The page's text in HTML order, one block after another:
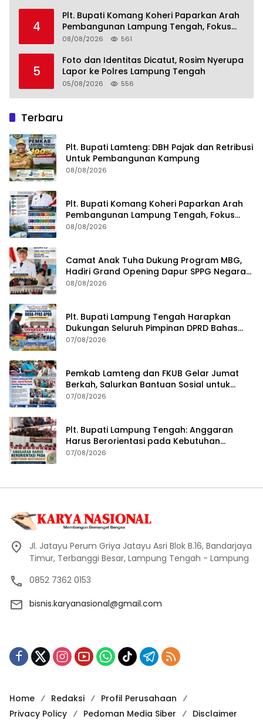
4
Plt. Bupati Komang Koheri Paparkan Arah
Pembangunan Lampung Tengah, Fokus
pada SDM, Ekonomi, Infrastruktur dan
08/08/2026 561
5
Foto dan Identitas Dicatut, Rosim Nyerupa
Lapor ke Polres Lampung Tengah
05/08/2026 556
Terbaru
Plt. Bupati Lamteng: DBH Pajak dan Retribusi
Untuk Pembangunan Kampung
08/08/2026
Plt. Bupati Komang Koheri Paparkan Arah
Pembangunan Lampung Tengah, Fokus
pada SDM, Ekonomi, Infrastruktur dan
08/08/2026
Camat Anak Tuha Dukung Program MBG,
Hadiri Grand Opening Dapur SPPG Negara
Aji Tua Lampung Tengah
08/08/2026
Plt. Bupati Lampung Tengah Harapkan
Dukungan Seluruh Pimpinan DPRD Bahas
RKUA-PPAS APBD Tahun 2027
07/08/2026
Pemkab Lamteng dan FKUB Gelar Jumat
Berkah, Salurkan Bantuan Sosial untuk
Warga
07/08/2026
Plt. Bupati Lampung Tengah: Anggaran
Harus Berorientasi pada Kebutuhan
Masyarakat
07/08/2026
Jl. Jatayu Perum Griya Jatayu Asri Blok B.16, Bandarjaya
Timur, Terbanggi Besar, Lampung Tengah - Lampung
0852 7362 0153
bisnis.karyanasional@gmail.com
Home Redaksi
Profil Perusahaan
Privacy Policy
Pedoman Media Siber Disclaimer